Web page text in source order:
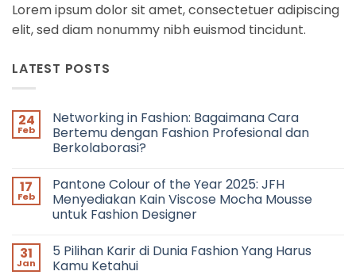
Lorem ipsum dolor sit amet, consectetuer adipiscing
elit, sed diam nonummy nibh euismod tincidunt.
LATEST POSTS
24
Feb
Networking in Fashion: Bagaimana Cara
Bertemu dengan Fashion Profesional dan
Berkolaborasi?
on
Networking
in
Fashion:
Bertemu
dengan
Fashion
17
Feb
Pantone Colour of the Year 2025: JFH
Menyediakan Kain Viscose Mocha Mousse
untuk Fashion Designer
on
Pantone
Colour
31
Jan
5 Pilihan Karir di Dunia Fashion Yang Harus
Kamu Ketahui